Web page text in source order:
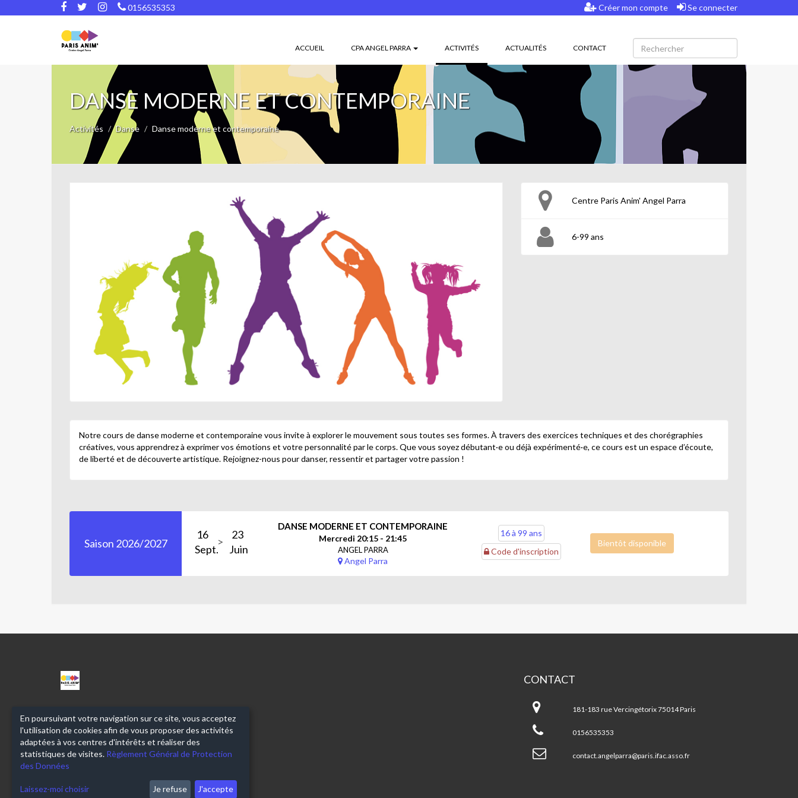
0156535353 Créer mon compte Se connecter
ACCUEIL CPA ANGEL PARRA ACTIVITÉS(CURRENT)ACTUALITÉS CONTACT
DANSE MODERNE ET CONTEMPORAINE
Activités Danse Danse moderne et contemporaine
Centre Paris Anim' Angel Parra
6-99 ans
Notre cours de danse moderne et contemporaine vous invite à explorer le mouvement sous toutes ses formes. À travers des exercices techniques et des chorégraphies
créatives, vous apprendrez à exprimer vos émotions et votre personnalité par le corps. Que vous soyez débutant·e ou déjà expérimenté·e, ce cours est un espace d’écoute,
de liberté et de découverte artistique. Rejoignez-nous pour danser, ressentir et partager votre passion !
Saison 2026/2027
16
Sept.
23
Juin
DANSE MODERNE ET CONTEMPORAINE
Mercredi 20:15 - 21:45
ANGEL PARRA
Angel Parra
16 à 99 ans
Code d'inscription
Bientôt disponible
CPA
ANGEL
CONTACT
Angel
Parra
181-183 rue Vercingétorix 75014 Paris
0156535353
contact.angelparra@paris.ifac.asso.fr
En poursuivant votre navigation sur ce site, vous acceptez
l'utilisation de cookies afin de vous proposer des activités
adaptées à vos centres d'intérêts et réaliser des
statistiques de visites. Règlement Général de Protection
des Données
Laissez-moi choisir Je refuse J'accepte